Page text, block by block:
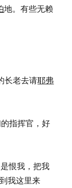
地。有些无赖
长老去请耶弗
指挥官，好
恨我，把我
我这里来